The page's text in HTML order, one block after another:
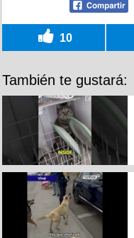
10
También te gustará: